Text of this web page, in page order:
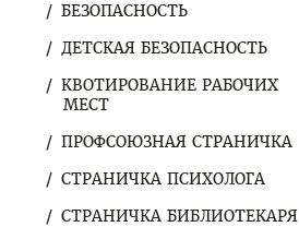
БЕЗОПАСНОСТЬ
ДЕТСКАЯ БЕЗОПАСНОСТЬ
КВОТИРОВАНИЕ РАБОЧИХ
МЕСТ
ПРОФСОЮЗНАЯ СТРАНИЧКА
СТРАНИЧКА ПСИХОЛОГА
СТРАНИЧКА БИБЛИОТЕКАРЯ